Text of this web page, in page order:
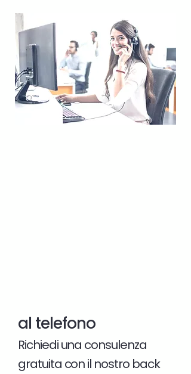
al telefono
Richiedi una consulenza
gratuita con il nostro back